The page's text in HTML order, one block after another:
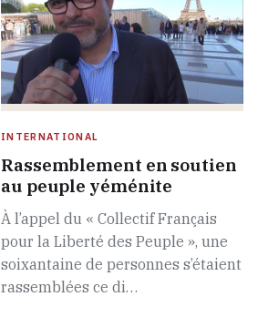
INTERNATIONAL
Rassemblement en soutien
au peuple yéménite
À l’appel du « Collectif Français
pour la Liberté des Peuple », une
soixantaine de personnes s’étaient
rassemblées ce di…